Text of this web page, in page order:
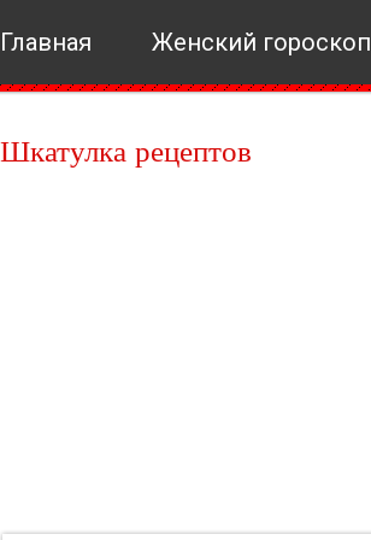
Главная Женский гороскоп
Шкатулка рецептов